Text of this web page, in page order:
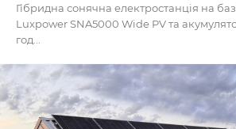
Гібридна сонячна електростанція на
Luxpower SNA5000 Wide PV та
год...